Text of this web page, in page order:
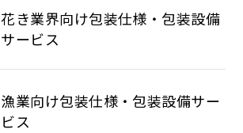
花き業界向け包装仕様・包装設備
サービス
漁業向け包装仕様・包装設備サー
ビス